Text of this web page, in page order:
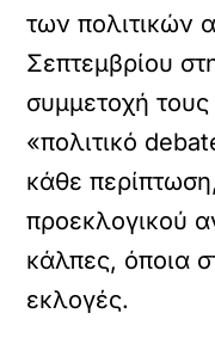
των πολιτικών
Σεπτεμβρίου
συμμετοχή
«πολιτικό
κάθε
προεκλογικού
κάλπες, όποια
εκλογές.